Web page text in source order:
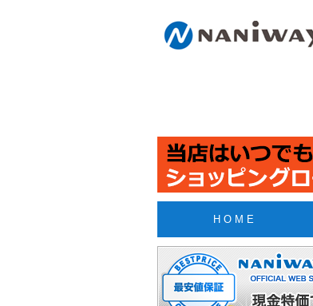
H O M E